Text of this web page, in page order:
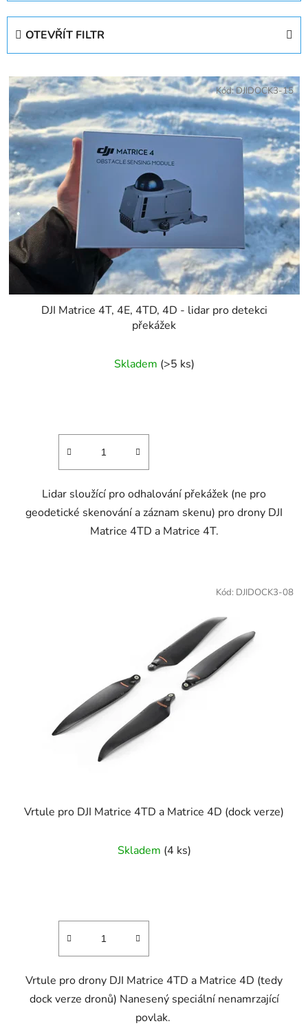
z
p
r
o
d
u
k
t
ů
OTEVŘÍT FILTR
V
ý
p
i
s
p
r
o
d
u
k
ů
DJI Matrice 4T, 4E, 4TD, 4D - lidar pro detekci
překážek
Skladem (>5 ks)
Lidar sloužící pro odhalování překážek (ne pro
geodetické skenování a záznam skenu) pro drony DJI
Matrice 4TD a Matrice 4T.
Kód:DJIDOCK3-15
Vrtule pro DJI Matrice 4TD a Matrice 4D (dock verze)
Skladem (4 ks)
Vrtule pro drony DJI Matrice 4TD a Matrice 4D (tedy
dock verze dronů) Nanesený speciální nenamrzající
povlak.
Kód: DJIDOCK3-08